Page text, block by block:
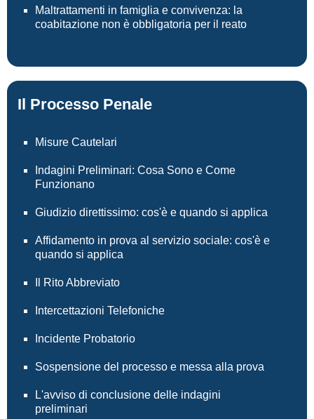
Il Processo Penale
Misure Cautelari
Indagini Preliminari: Cosa Sono e Come
Funzionano
Giudizio direttissimo: cos'è e quando si applica
Affidamento in prova al servizio sociale: cos'è e
quando si applica
Il Rito Abbreviato
Intercettazioni Telefoniche
Incidente Probatorio
Sospensione del processo e messa alla prova
L'avviso di conclusione delle indagini
preliminari
Maltrattamenti in famiglia e convivenza: la
coabitazione non è obbligatoria per il reato